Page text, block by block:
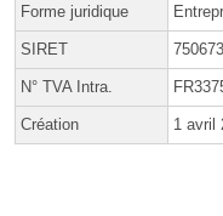
Forme juridique
SIRET
N° TVA Intra.
Création 1 avril